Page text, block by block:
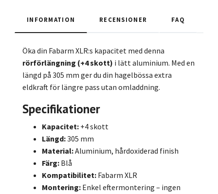
INFORMATION RECENSIONER FAQ
Öka din Fabarm XLR:s kapacitet med denna
rörförlängning (+4 skott) i lätt aluminium. Med en
längd på 305 mm ger du din hagelbössa extra
eldkraft för längre pass utan omladdning.
Specifikationer
Kapacitet: +4 skott
Längd:305 mm
Material:Aluminium, hårdoxiderad finish
Färg: Blå
Kompatibilitet: Fabarm XLR
Montering: Enkel eftermontering – ingen